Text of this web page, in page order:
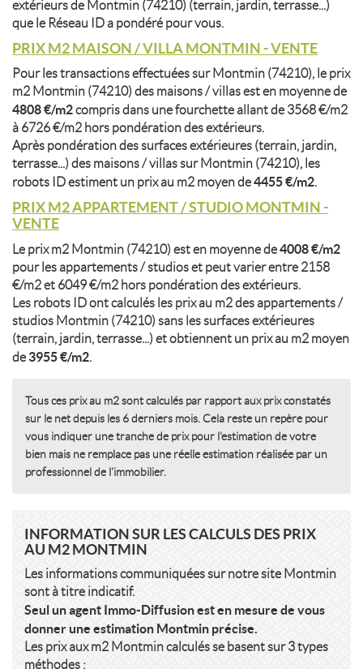
extérieurs de Montmin (74210) (terrain, jardin, terrasse...)
que le Réseau ID a pondéré pour vous.
PRIX M2 MAISON / VILLA MONTMIN - VENTE
Pour les transactions effectuées sur Montmin (74210), le prix
m2 Montmin (74210) des maisons / villas est en moyenne de
4808 €/m2compris dans une fourchette allant de 3568 €/m2
à 6726 €/m2 hors pondération des extérieurs.
Après pondération des surfaces extérieures (terrain, jardin,
terrasse...) des maisons / villas sur Montmin (74210), les
robots ID estiment un prix au m2 moyen de4455 €/m2.
PRIX M2 APPARTEMENT / STUDIO MONTMIN -
VENTE
Le prix m2 Montmin (74210) est en moyenne de4008 €/m2
pour les appartements / studios et peut varier entre 2158
€/m2 et 6049 €/m2 hors pondération des extérieurs.
Les robots ID ont calculés les prix au m2 des appartements /
studios Montmin (74210) sans les surfaces extérieures
(terrain, jardin, terrasse...) et obtiennent un prix au m2 moyen
de 3955 €/m2.
Tous ces prix au m2 sont calculés par rapport aux prix constatés
sur le net depuis les 6 derniers mois. Cela reste un repère pour
vous indiquer une tranche de prix pour l'estimation de votre
bien mais ne remplace pas une réelle estimation réalisée par un
professionnel de l'immobilier.
INFORMATION SUR LES CALCULS DES PRIX
AU M2 MONTMIN
Les informations communiquées sur notre site Montmin
sont à titre indicatif.
Seul un agent Immo-Diffusion est en mesure de vous
donner une estimation Montmin précise.
Les prix aux m2 Montmin calculés se basent sur 3 types
méthodes :